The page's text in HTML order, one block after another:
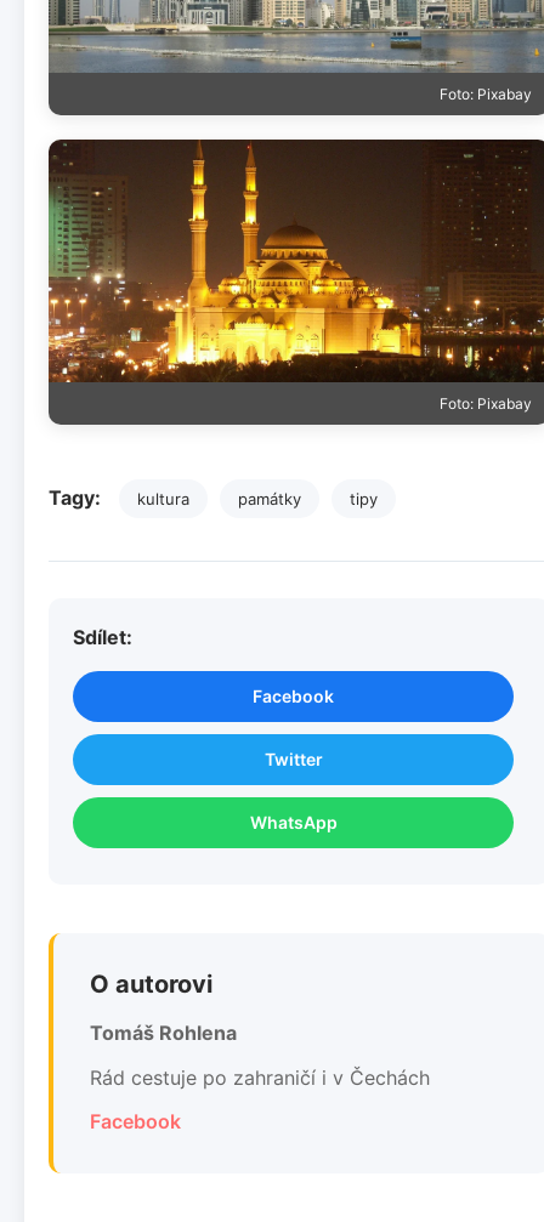
Foto: Pixabay
Foto: Pixabay
Tagy: kultura památky tipy
Sdílet:
Facebook
Twitter
WhatsApp
O autorovi
Tomáš Rohlena
Rád cestuje po zahraničí i v Čechách
Facebook